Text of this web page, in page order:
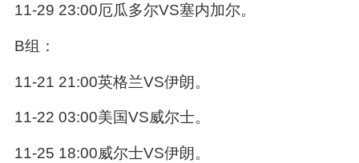
11-29 23:00厄瓜多尔VS塞内加尔。
B组：
11-21 21:00英格兰VS伊朗。
11-22 03:00美国VS威尔士。
11-25 18:00威尔士VS伊朗。